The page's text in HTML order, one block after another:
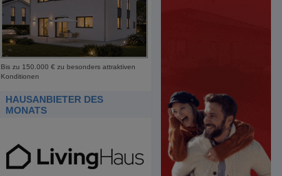
Bis zu 150.000 € zu besonders attraktiven
Konditionen
HAUSANBIETER DES
MONATS